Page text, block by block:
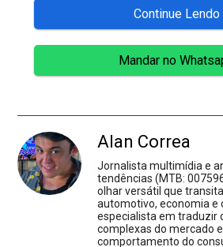
Continue Lendo
Mandar no
Alan Correa
Jornalista multimídia e
tendências (MTB:
olhar versátil que
automotivo, economia e
especialista em traduzir
complexas do mercado
comportamento do